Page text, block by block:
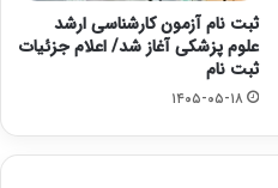
ثبت نام آزمون کارشناسی ارشد
علوم پزشکی آغاز شد/ اعلام جزئیات
ثبت نام
۱۴۰۵-۰۵-۱۸